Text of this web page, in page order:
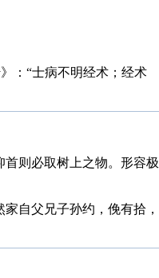
：“士病不明经术；经术
首则必取树上之物。形容极
家自父兄子孙约，俛有拾，